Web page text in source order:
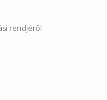
rendjéről